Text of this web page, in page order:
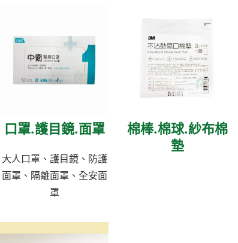
口罩.護目鏡.面罩
大人口罩、護目鏡、防護
面罩、隔離面罩、全安面
罩
棉棒.棉球.紗布棉
墊